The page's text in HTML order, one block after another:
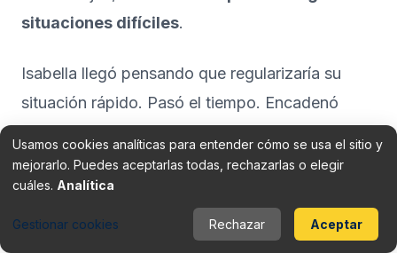
situaciones difíciles.
Isabella llegó pensando que regularizaría su
situación rápido. Pasó el tiempo. Encadenó
familiares y evitó cualquier trámite por temor a
equivocarse. Cuando por fin buscó
asesoramiento, descubrió que no todo estaba
Usamos cookies analíticas para entender cómo se usa el sitio y
mejorarlo. Puedes aceptarlas todas, rechazarlas o elegir
cuáles. Analítica
Gestionar cookies Rechazar Aceptar